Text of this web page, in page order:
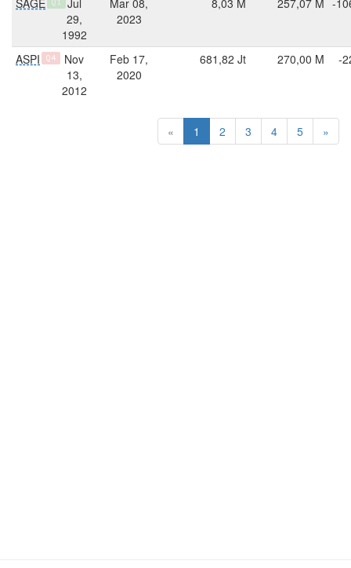
29,
1992
2023
ASPI Q4
Nov
13,
2012
Feb 17,
2020
681,82 Jt 270,00 M -
« 1 2 3 4 5 »